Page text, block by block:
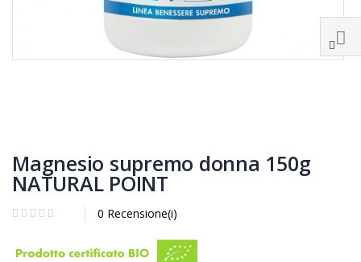
Magnesio supremo donna 150g
NATURAL POINT
0 Recensione(i)